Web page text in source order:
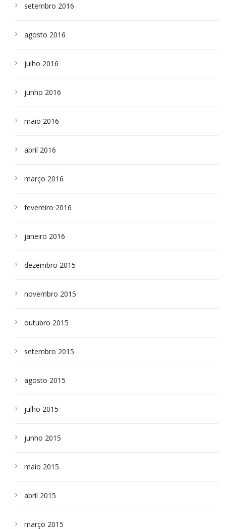
setembro 2016
agosto 2016
julho 2016
junho 2016
maio 2016
abril 2016
março 2016
fevereiro 2016
janeiro 2016
dezembro 2015
novembro 2015
outubro 2015
setembro 2015
agosto 2015
julho 2015
junho 2015
maio 2015
abril 2015
março 2015